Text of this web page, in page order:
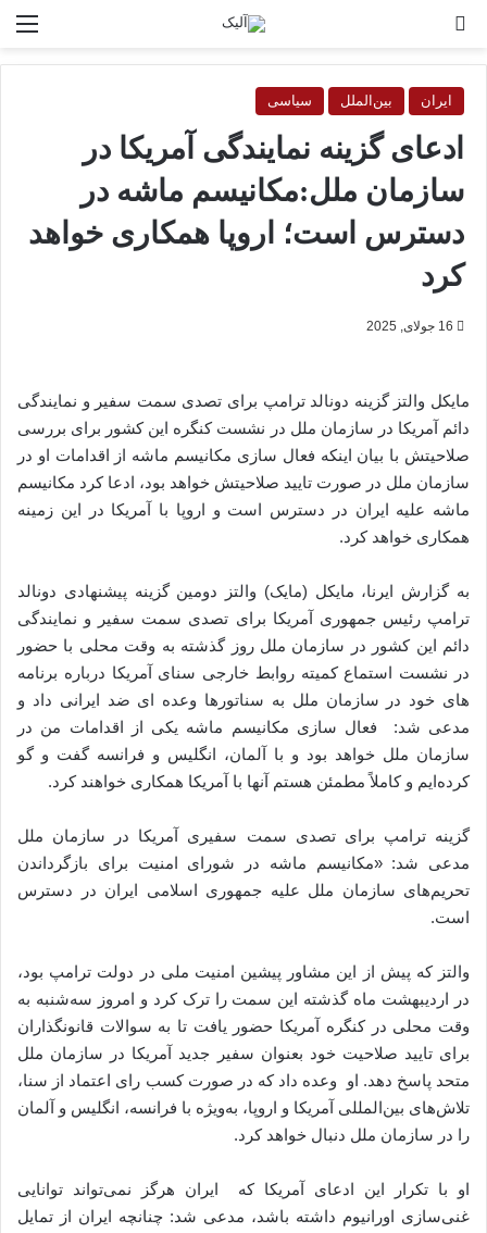
ایران بین‌الملل سیاسی
ادعای گزینه نمایندگی آمریکا در
سازمان ملل:مکانیسم ماشه در
دسترس است؛ اروپا همکاری خواهد
کرد
16 جولای, 2025
مایکل والتز گزینه دونالد ترامپ برای تصدی سمت سفیر و نمایندگی
دائم آمریکا در سازمان ملل در نشست کنگره این کشور برای بررسی
صلاحیتش با بیان اینکه فعال سازی مکانیسم ماشه از اقدامات او در
سازمان ملل در صورت تایید صلاحیتش خواهد بود، ادعا کرد مکانیسم
ماشه علیه ایران در دسترس است و اروپا با آمریکا در این زمینه
همکاری خواهد کرد.
به گزارش ایرنا، مایکل (مایک) والتز دومین گزینه پیشنهادی دونالد
ترامپ رئیس جمهوری آمریکا برای تصدی سمت سفیر و نمایندگی
دائم این کشور در سازمان ملل روز گذشته به وقت محلی با حضور
در نشست استماع کمیته روابط خارجی سنای آمریکا درباره برنامه
های خود در سازمان ملل به سناتورها وعده ای ضد ایرانی داد و
مدعی شد: فعال سازی مکانیسم ماشه یکی از اقدامات من در
سازمان ملل خواهد بود و با آلمان، انگلیس و فرانسه گفت و گو
کرده‌ایم و کاملاً مطمئن هستم آنها با آمریکا همکاری خواهند کرد.
گزینه ترامپ برای تصدی سمت سفیری آمریکا در سازمان ملل
مدعی شد: «مکانیسم ماشه در شورای امنیت برای بازگرداندن
تحریم‌های سازمان ملل علیه جمهوری اسلامی ایران در دسترس
است.
والتز که پیش از این مشاور پیشین امنیت ملی در دولت ترامپ بود،
در اردیبهشت ماه گذشته این سمت را ترک کرد و امروز سه‌شنبه به
وقت محلی در کنگره آمریکا حضور یافت تا به سوالات قانونگذاران
برای تایید صلاحیت خود بعنوان سفیر جدید آمریکا در سازمان ملل
متحد پاسخ دهد. او وعده داد که در صورت کسب رای اعتماد از سنا،
تلاش‌های بین‌المللی آمریکا و اروپا، به‌ویژه با فرانسه، انگلیس و آلمان
را در سازمان ملل دنبال خواهد کرد.
او با تکرار این ادعای آمریکا که ایران هرگز نمی‌تواند توانایی
غنی‌سازی اورانیوم داشته باشد، مدعی شد: چنانچه ایران از تمایل